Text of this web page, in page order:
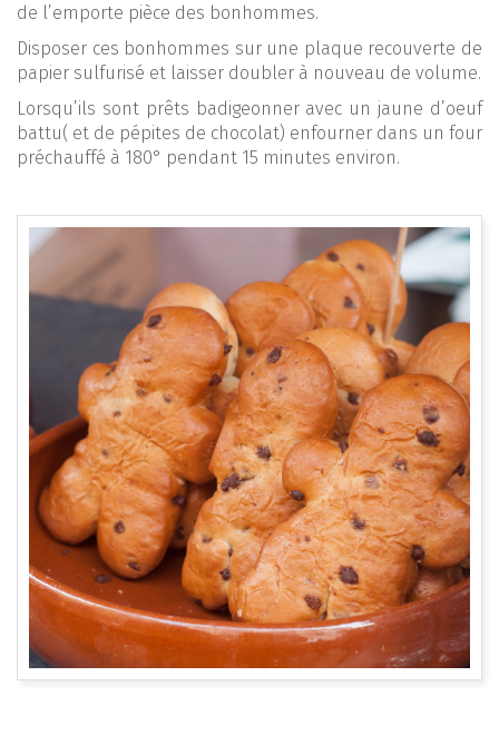
de l’emporte pièce des bonhommes.
Disposer ces bonhommes sur une plaque recouverte de
papier sulfurisé et laisser doubler à nouveau de volume.
Lorsqu’ils sont prêts badigeonner avec un jaune d’oeuf
battu( et de pépites de chocolat) enfourner dans un four
préchauffé à 180° pendant 15 minutes environ.